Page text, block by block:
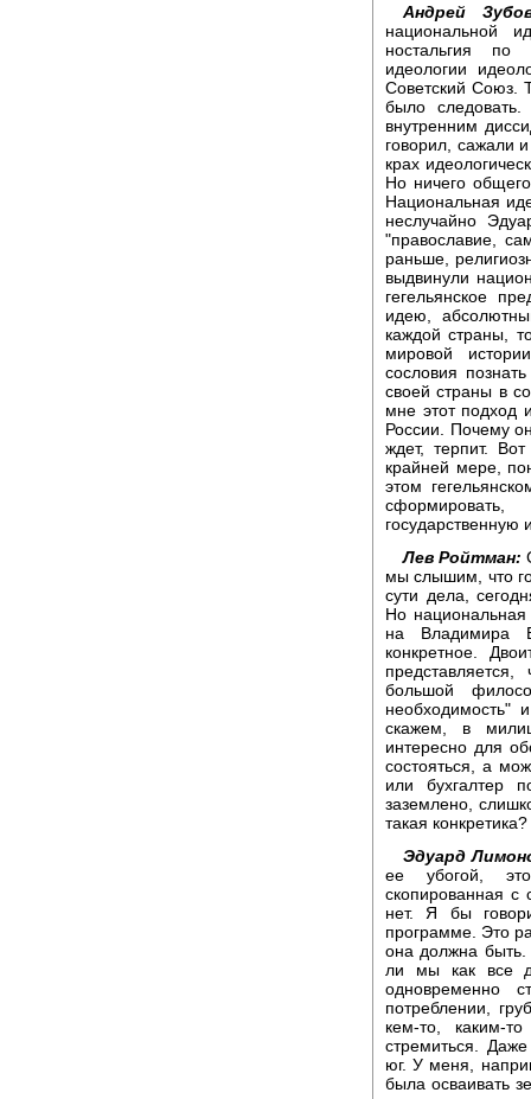
Андрей
национальной
ностальгия по
идеологии
Советский Союз.
было
внутренним
говорил, сажали
крах
Но ничего
Национальная
неслучайно
"православие,
раньше,
выдвинули
гегельянское
идею,
каждой страны,
мировой
сословия
своей страны в
мне этот подход
России. Почему
ждет, терпит.
крайней мере,
этом
государственную
Лев Ройтман:
мы слышим, что
сути дела,
Но
на Владимира
конкретное.
большой
необходимость"
скажем, в
интересно для
состояться, а
или бухгалтер
заземлено,
такая конкретика?
Эдуард
ее убогой,
скопированная с
нет. Я бы
программе. Это
она должна
ли мы как все
одновременно
потреблении,
кем-то, каким-
стремиться.
юг. У меня,
была осваивать